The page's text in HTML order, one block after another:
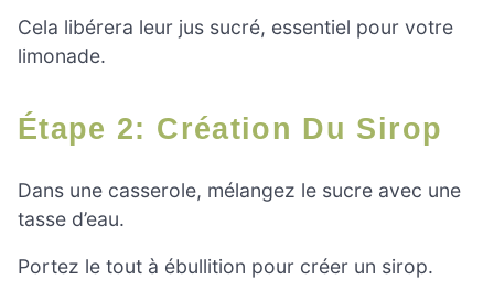
Cela libérera leur jus sucré, essentiel pour votre
limonade.
Étape 2: Création Du Sirop
Dans une casserole, mélangez le sucre avec une
tasse d’eau.
Portez le tout à ébullition pour créer un sirop.